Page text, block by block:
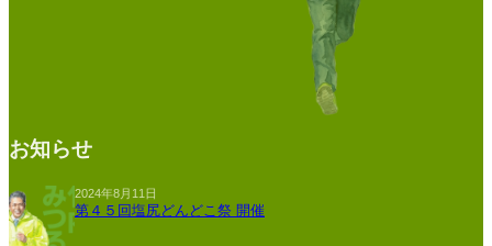
お知らせ
2024年8月11日
第４５回塩尻どんどこ祭 開催